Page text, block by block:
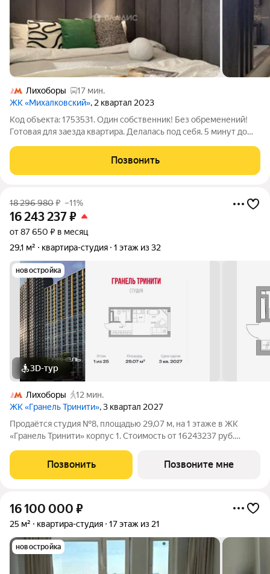
Лихоборы
17 мин.
ЖК «Михалковский», 2 квартал 2023
Код объекта: 1753531. Один собственник! Без обременений!
Готовая для заезда квартира. Делалась под себя. 5 минут до
Исключительная возможность для тех, кто ищет идеальное
жильё в одном из самых
Позвонить
18 296 980₽ –11%
16 243 237₽
от 87 650 ₽ в месяц
29,1 м²
квартира-студия 1 этаж из 32
новостройка
3D-тур
Лихоборы
12 мин.
ЖК «Гранель Тринити», 3 квартал 2027
Продаётся студия №8, площадью 29,07 м, на 1 этаже в ЖК
«Гранель Тринити» корпус 1. Стоимость от 16243237 руб.
улицу. Жилой квартал «Гранель Тринити» расположен на
севере Москвы, в шаговой
Позвонить Позвоните мне
16 100 000 ₽
25 м² квартира-студия 17 этаж из 21
новостройка